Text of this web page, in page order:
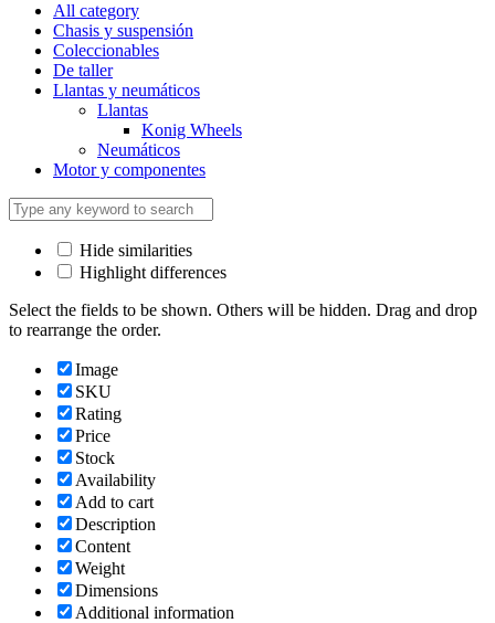
All category
Chasis y suspensión
Coleccionables
De taller
Llantas y neumáticos
Llantas
Konig Wheels
Neumáticos
Motor y componentes
Hide similarities
Highlight differences
Select the fields to be shown. Others will be hidden. Drag and drop
to rearrange the order.
Image
SKU
Rating
Price
Stock
Availability
Add to cart
Description
Content
Weight
Dimensions
Additional information